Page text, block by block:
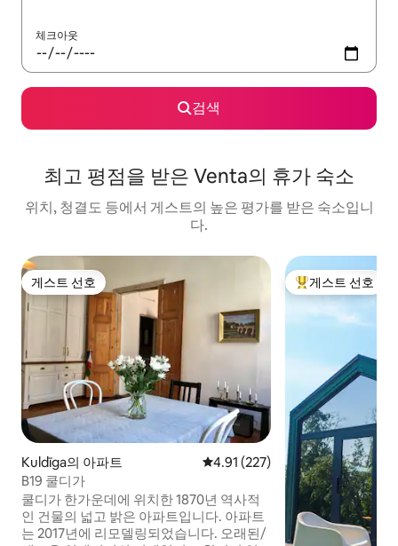
체크아웃
검색
최고 평점을 받은 Venta의 휴가 숙소
위치, 청결도 등에서 게스트의 높은 평가를 받은 숙소입니
다.
게스트 선호
게스트 선호
Kuldīga의 아파트 평점 4.91점(5점 만점), 후기 227
4.91 (227)
B19 쿨디가
쿨디가 한가운데에 위치한 1870년 역사적
인 건물의 넓고 밝은 아파트입니다. 아파트
는 2017년에 리모델링되었습니다. 오래된/
상위 게스트 선호
게스트 선호